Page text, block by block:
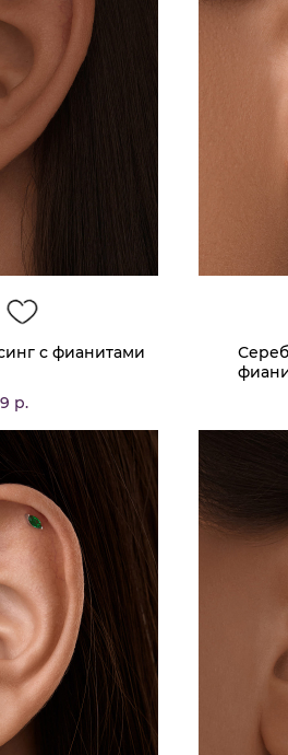
с фианитами
р.